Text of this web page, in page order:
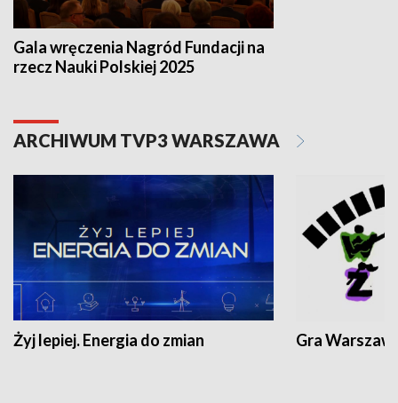
Gala wręczenia Nagród Fundacji na
rzecz Nauki Polskiej 2025
ARCHIWUM TVP3 WARSZAWA
Żyj lepiej. Energia do zmian Gra